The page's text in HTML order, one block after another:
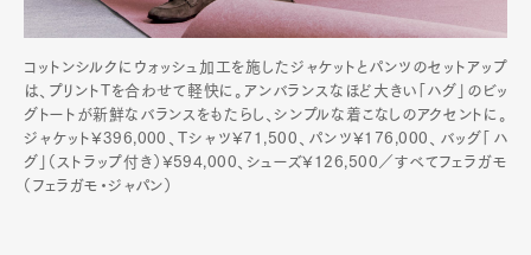
コットンシルクにウォッシュ加工を施したジャケットとパンツのセットアップ
は、プリントTを合わせて軽快に。アンバランスなほど大きい「ハグ」のビッ
グトートが新鮮なバランスをもたらし、シンプルな着こなしのアクセントに。
ジャケット¥396,000、Tシャツ¥71,500、パンツ¥176,000、バッグ「ハ
グ」（ストラップ付き）¥594,000、シューズ¥126,500／すべてフェラガモ
（フェラガモ・ジャパン）